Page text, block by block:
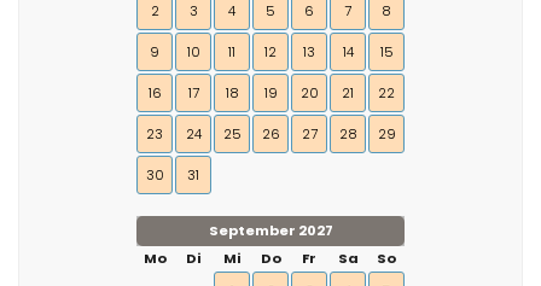
2 3 4 5 6 7 8
9 10 11 12 13 14 15
16 17 18 19 20 21 22
23 24 25 26 27 28 29
30 31
September 2027
Mo
Di Mi Do Fr Sa
So